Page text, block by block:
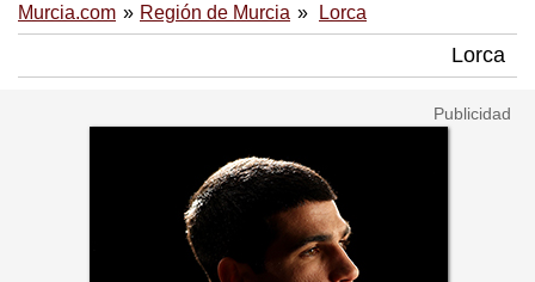
Murcia.com Región de Murcia Lorca
Lorca